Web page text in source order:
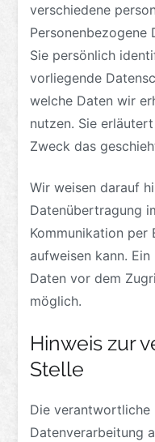
verschiedene
Personenbezogene
Sie persönlich
vorliegende
welche Daten wir
nutzen. Sie
Zweck das
Wir weisen darauf
Datenübertragung
Kommunikation per
aufweisen kann.
Daten vor dem
möglich.
Hinweis zur
Stelle
Die verantwortliche
Datenverarbeitung